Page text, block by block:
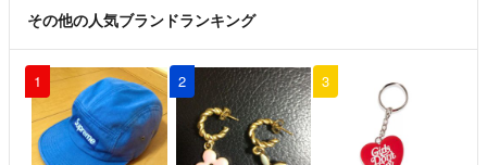
その他の人気ブランドランキング
1 2 3